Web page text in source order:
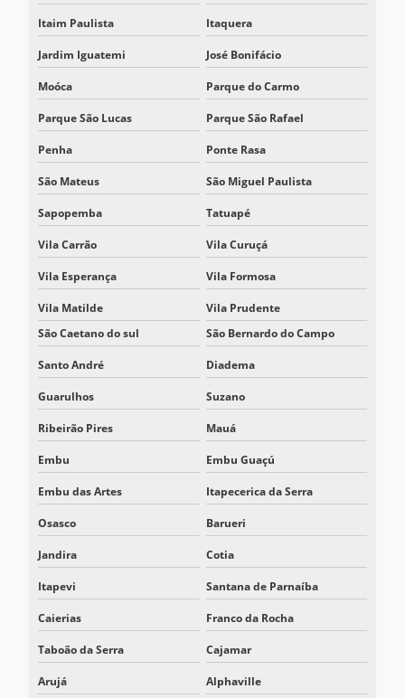
SISTEMA INTEGRADO DE ARMAZENAMENTO DE ENERGIA
SISTEMAS DE ARMAZENAMENTO DE ENERGIA ESS
SOLUÇÃO BESS
SOLUÇÃO BESS PARA ELETROPOSTO
SOLUÇÃO BESS INDUSTRIAL
SOLUÇÃO BESS PARA REDUÇÃO DE DEMANDA ELÉTRICA
Itaim Paulista Itaquera
Jardim Iguatemi José Bonifácio
Moóca Parque do Carmo
Parque São Lucas Parque São Rafael
Penha Ponte Rasa
São Mateus São Miguel Paulista
Sapopemba Tatuapé
Vila Carrão Vila Curuçá
Vila Esperança Vila Formosa
Vila Matilde
Vila Prudente
São Caetano do sul
São Bernardo do Campo
Santo André Diadema
Guarulhos Suzano
Ribeirão Pires Mauá
Embu Embu Guaçú
Embu das Artes Itapecerica da Serra
Osasco Barueri
Jandira Cotia
Itapevi Santana de Parnaíba
Caierias Franco da Rocha
Taboão da Serra Cajamar
Arujá Alphaville